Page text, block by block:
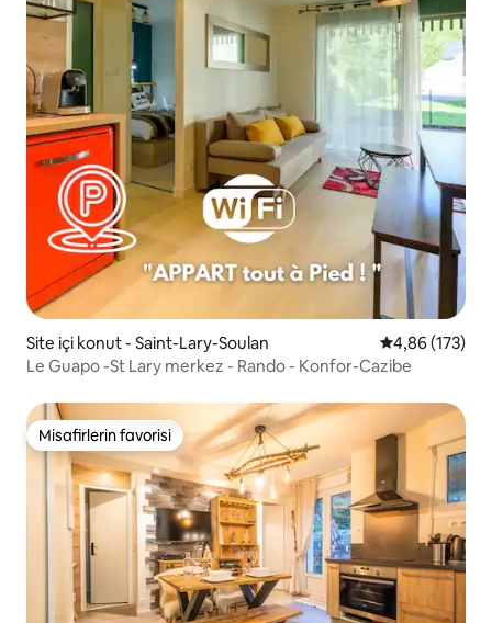
Site içi konut - Saint-Lary-Soulan 5 üzerinden
4,86 (173)
Le Guapo -St Lary merkez - Rando - Konfor-Cazibe
Misafirlerin favorisi
Misafirlerin favorisi